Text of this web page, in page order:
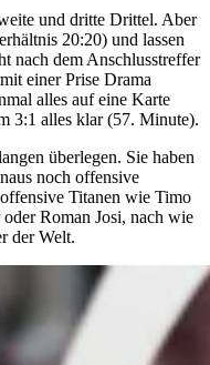
und dritte Drittel. Aber
20:20) und lassen
nach dem Anschlusstreffer
einer Prise Drama
alles auf eine Karte
3:1 alles klar (57. Minute).
überlegen. Sie haben
noch offensive
Titanen wie Timo
Roman Josi, nach wie
der Welt.